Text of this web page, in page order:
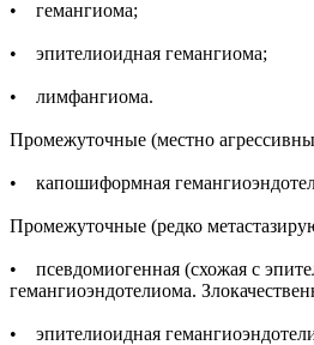
• гемангиома;
• эпителиоидная гемангиома;
• лимфангиома.
Промежуточные (местно
• капошиформная
Промежуточные (редко
• псевдомиогенная (схожая с
гемангиоэндотелиома.
• эпителиоидная